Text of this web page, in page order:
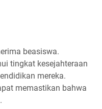
beasiswa.
tingkat kesejahteraan
mereka.
memastikan bahwa